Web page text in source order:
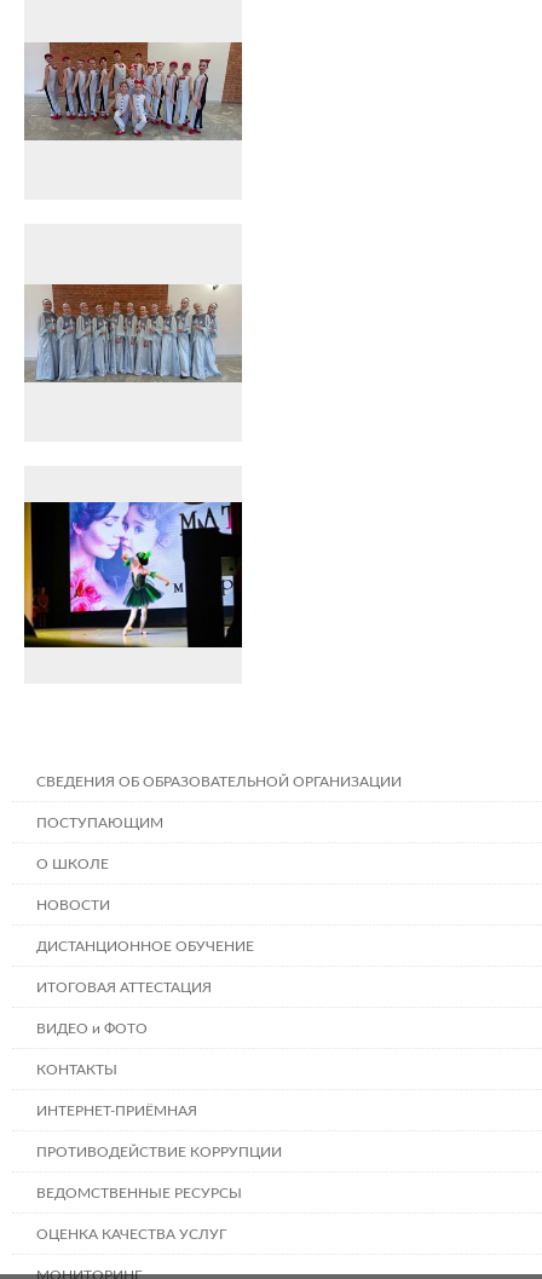
СВЕДЕНИЯ ОБ ОБРАЗОВАТЕЛЬНОЙ ОРГАНИЗАЦИИ
ПОСТУПАЮЩИМ
О ШКОЛЕ
НОВОСТИ
ДИСТАНЦИОННОЕ ОБУЧЕНИЕ
ИТОГОВАЯ АТТЕСТАЦИЯ
ВИДЕО и ФОТО
КОНТАКТЫ
ИНТЕРНЕТ-ПРИЁМНАЯ
ПРОТИВОДЕЙСТВИЕ КОРРУПЦИИ
ВЕДОМСТВЕННЫЕ РЕСУРСЫ
ОЦЕНКА КАЧЕСТВА УСЛУГ
МОНИТОРИНГ